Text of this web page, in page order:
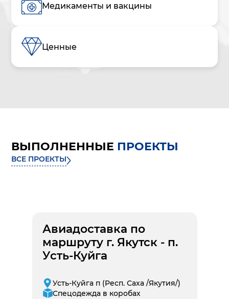
Медикаменты и вакцины
Ценные
ВЫПОЛНЕННЫЕ ПРОЕКТЫ
ВСЕ ПРОЕКТЫ
Авиадоставка по
маршруту г. Якутск - п.
Усть-Куйга
Усть-Куйга п (Респ. Саха /Якутия/)
Спецодежда в коробах